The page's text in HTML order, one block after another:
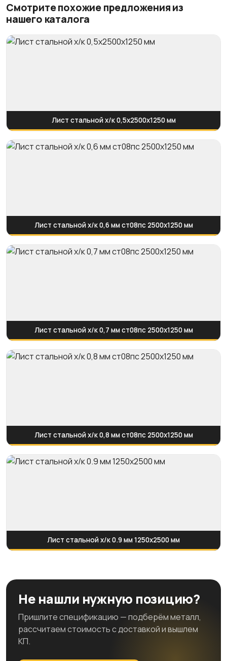
Смотрите похожие предложения из
нашего каталога
Лист стальной х/к 0,5х2500х1250 мм
Лист стальной х/к 0,6 мм ст08пс 2500х1250 мм
Лист стальной х/к 0,7 мм ст08пс 2500х1250 мм
Лист стальной х/к 0,8 мм ст08пс 2500х1250 мм
Лист стальной х/к 0.9 мм 1250x2500 мм
Не нашли нужную позицию?
Пришлите спецификацию — подберём металл,
рассчитаем стоимость с доставкой и вышлем
КП.